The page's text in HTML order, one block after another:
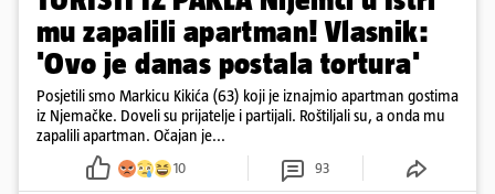
mu zapalili apartman! Vlasnik:
'Ovo je danas postala tortura'
Posjetili smo Markicu Kikića (63) koji je iznajmio apartman gostima
iz Njemačke. Doveli su prijatelje i partijali. Roštiljali su, a onda mu
zapalili apartman. Očajan je...
10 93